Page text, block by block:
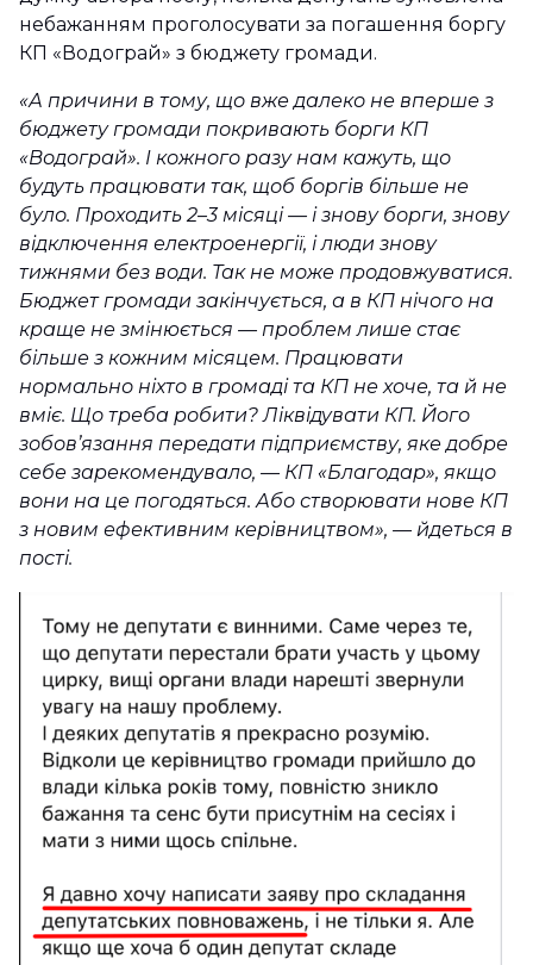
небажанням проголосувати за погашення боргу
КП «Водограй» з бюджету громади.
«А причини в тому, що вже далеко не вперше з
бюджету громади покривають борги КП
«Водограй». І кожного разу нам кажуть, що
будуть працювати так, щоб боргів більше не
було. Проходить 2–3 місяці — і знову борги, знову
відключення електроенергії, і люди знову
тижнями без води. Так не може продовжуватися.
Бюджет громади закінчується, а в КП нічого на
краще не змінюється — проблем лише стає
більше з кожним місяцем. Працювати
нормально ніхто в громаді та КП не хоче, та й не
вміє. Що треба робити? Ліквідувати КП. Його
зобов’язання передати підприємству, яке добре
себе зарекомендувало, — КП «Благодар», якщо
вони на це погодяться. Або створювати нове КП
з новим ефективним керівництвом», — йдеться в
пості.